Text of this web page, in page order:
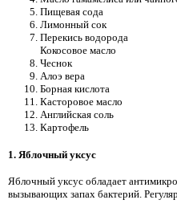
Пищевая сода
Лимонный сок
Перекись водорода
Кокосовое масло
Чеснок
Алоэ вера
Борная кислота
Касторовое масло
Английская соль
Картофель
1. Яблочный уксус
Яблочный уксус обладает
вызывающих запах бактерий.